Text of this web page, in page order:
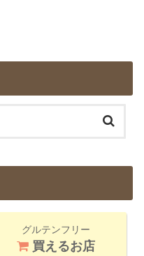
グルテンフリー
買えるお店